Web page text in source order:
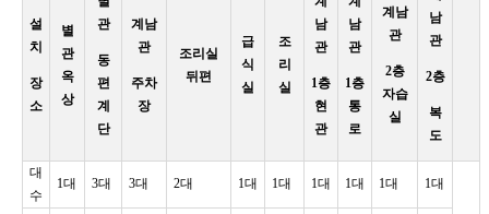
설
치
장
소
별
관
옥
상
관
동
편
계
단
계남
관
주차
장
조리실
뒤편
급
식
실
조
리
실
남
관
1층
현
관
남
관
1층
통
로
계남
관
2층
자습
실
남
관
2층
복
도
대
수
1대 3대 3대 2대 1대 1대 1대 1대 1대 1대